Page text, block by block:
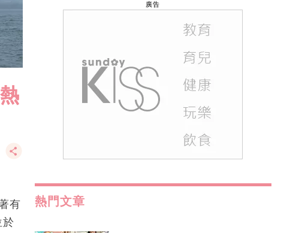
有
廣告
熱門文章